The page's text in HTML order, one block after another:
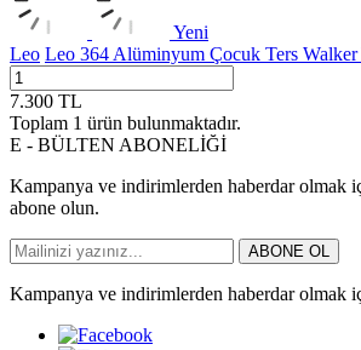
Yeni
Leo Leo 364 Alüminyum Çocuk Ters
7.300 TL
Toplam 1 ürün bulunmaktadır.
E - BÜLTEN ABONELİĞİ
Kampanya ve indirimlerden haberdar olmak
abone olun.
ABONE OL
Kampanya ve indirimlerden haberdar olmak